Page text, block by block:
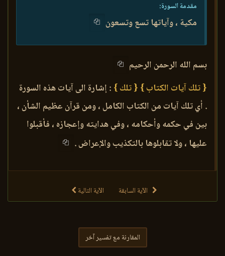
مقدمة السورة:
مكية ، وآياتها تسع وتسعون
بسم الله الرحمن الرحيم
{ تلك آيات الكتاب } { تلك } : إشارة الى آيات هذه السورة
. أي تلك آيات من الكتاب الكامل ، ومن قرآن عظيم الشأن ،
بين في حكمه وأحكامه ، وفي هدايته وإعجازه ، فأقبلوا
عليها ، ولا تقابلوها بالتكذيب والإعراض .
الآية السابقة الآية التالية
المقارنة مع تفسير آخر